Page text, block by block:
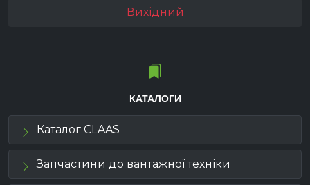
Вихідний
КАТАЛОГИ
Каталог CLAAS
Запчастини до вантажної техніки